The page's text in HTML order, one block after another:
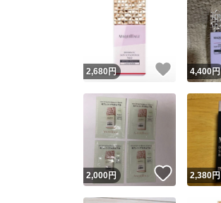
2,680 円 いいね！
4,400円
2,000円 いいね！
2,380円